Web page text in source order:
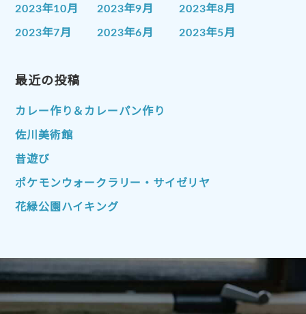
2023年10月 2023年9月 2023年8月
2023年7月 2023年6月 2023年5月
2023年1月
2022年10月 2022年9月
2022年7月
2022年4月
2022年1月 2021年12月 2021年11月
2021年10月 2021年9月
2021年1月 2020年12月 2020年11月
2020年10月 2020年9月 2020年8月
最近の投稿
カレー作り＆カレーパン作り
佐川美術館
昔遊び
ポケモンウォークラリー・サイゼリヤ
花緑公園ハイキング